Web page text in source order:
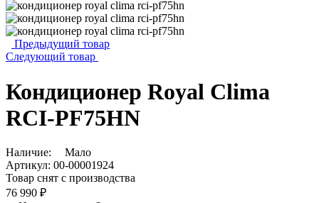
Предыдущий товар
Следующий товар
Кондиционер Royal Clima
RCI-PF75HN
Наличие:
Мало
Артикул: 00-00001924
Товар снят с производства
76 990 ₽